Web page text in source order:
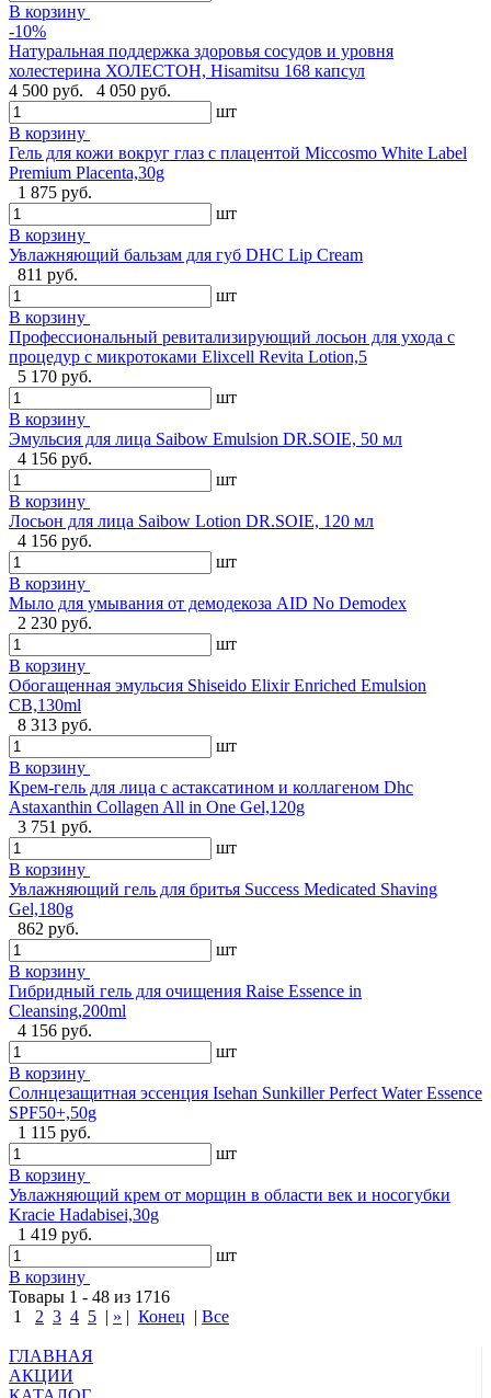
В корзину
-10%
Натуральная поддержка здоровья сосудов и уровня
холестерина ХОЛЕСТОН, Hisamitsu 168 капсул
4 500 руб.
4 050 руб.
шт
В корзину
Гель для кожи вокруг глаз с плацентой Miccosmo White Label
Premium Placenta,30g
1 875 руб.
шт
В корзину
Увлажняющий бальзам для губ DHC Lip Cream
811 руб.
шт
В корзину
Профессиональный ревитализирующий лосьон для ухода с
процедур с микротоками Elixcell Revita Lotion,5
5 170 руб.
шт
В корзину
Эмульсия для лица Saibow Emulsion DR.SOIE, 50 мл
4 156 руб.
шт
В корзину
Лосьон для лица Saibow Lotion DR.SOIE, 120 мл
4 156 руб.
шт
В корзину
Мыло для умывания от демодекоза AID No Demodex
2 230 руб.
шт
В корзину
Обогащенная эмульсия Shiseido Elixir Enriched Emulsion
CB,130ml
8 313 руб.
шт
В корзину
Крем-гель для лица с астаксатином и коллагеном Dhc
Astaxanthin Collagen All in One Gel,120g
3 751 руб.
шт
В корзину
Увлажняющий гель для бритья Success Medicated Shaving
Gel,180g
862 руб.
шт
В корзину
Гибридный гель для очищения Raise Essence in
Cleansing,200ml
4 156 руб.
шт
В корзину
Солнцезащитная эссенция Isehan Sunkiller Perfect Water Essence
SPF50+,50g
1 115 руб.
шт
В корзину
Увлажняющий крем от морщин в области век и носогубки
Kracie Hadabisei,30g
1 419 руб.
шт
В корзину
Товары 1 - 48 из 1716
1
2 3 4 5 | » | Конец | Все
ГЛАВНАЯ
АКЦИИ